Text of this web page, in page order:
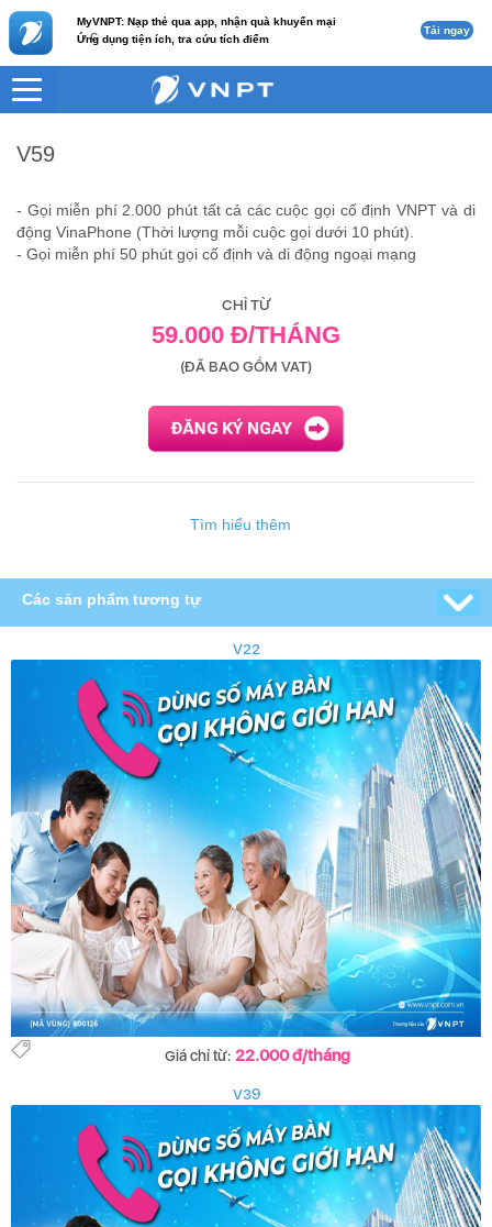
MyVNPT: Nạp thẻ qua app, nhận quà khuyến mại
Ứng dụng tiện ích, tra cứu tích điểm
c Tải ngay
VNPT V59
V59
- Gọi miễn phí 2.000 phút tất cả các cuộc gọi cố định VNPT và di
động VinaPhone (Thời lượng mỗi cuộc gọi dưới 10 phút).
- Gọi miễn phí 50 phút gọi cố định và di động ngoại mạng
CHỈ TỪ
59.000 Đ/THÁNG
(ĐÃ BAO GỒM VAT)
Tìm hiểu thêm
Các sản phẩm tương tự
V22
Giá chỉ từ:22.000 đ/tháng
V39